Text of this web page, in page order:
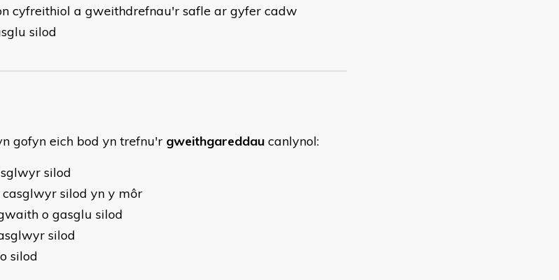
cyfreithiol a gweithdrefnau'r safle ar gyfer cadw
silod
gofyn eich bod yn trefnu'r gweithgareddau canlynol:
silod
silod yn y môr
o gasglu silod
silod
silod